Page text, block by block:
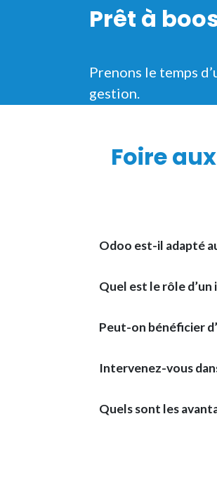
Prêt à
Prenons le temps
gestion.
Foire
Odoo est-il adapté
Quel est le rôle
Peut-on bénéficier
Intervenez-vous
Quels sont les